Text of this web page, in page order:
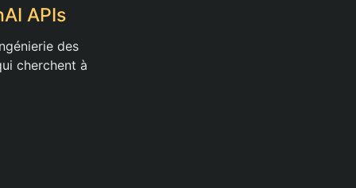
APIs
des
cherchent à